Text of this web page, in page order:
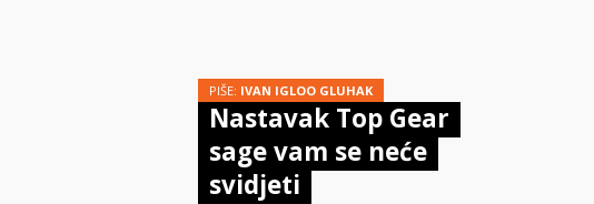
PIŠE: IVAN IGLOO GLUHAK
Nastavak Top Gear
sage vam se neće
svidjeti